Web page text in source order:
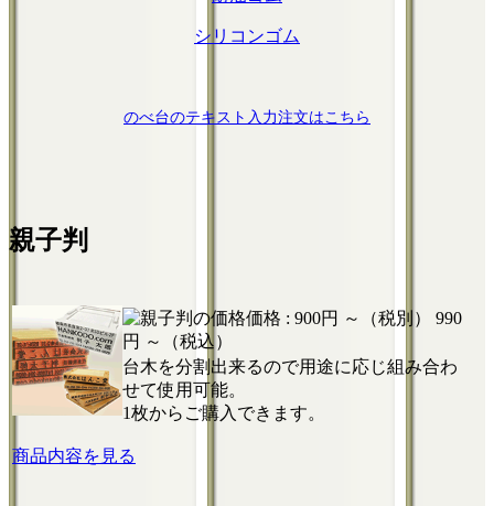
シリコンゴム
のべ台のテキスト入力注文はこちら
親子判
価格 : 900円 ～（税別）
990
円 ～（税込）
台木を分割出来るので用途に応じ組み合わ
せて使用可能。
1枚からご購入できます。
商品内容を見る